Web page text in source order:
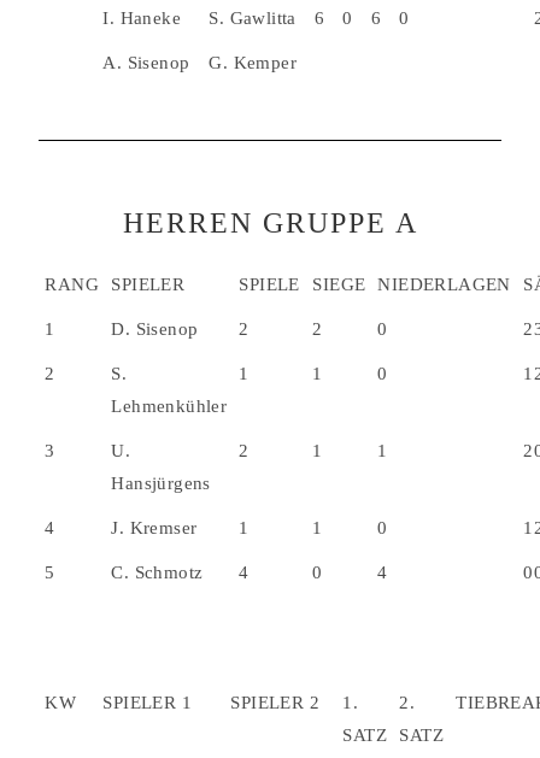
I. Haneke S. Gawlitta 6 0 6 0
A. Sisenop G. Kemper
HERREN GRUPPE A
RANG SPIELER SPIELE SIEGE NIEDERLAGEN
1 D. Sisenop 2 2 0
2
S.
Lehmenkühler
1 1 0
3
U.
Hansjürgens
2 1 1
4 J. Kremser 1 1 0
5 C. Schmotz 4 0 4
KW SPIELER 1 SPIELER 2
1.
SATZ
2.
SATZ